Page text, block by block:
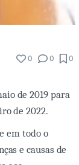
0 0 0
de 2019 para
de 2022.
em todo o
e causas de